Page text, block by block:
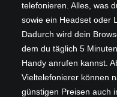
telefonieren. Alles, was
sowie ein Headset oder
Dadurch wird dein
dem du täglich 5
Handy anrufen kannst.
Vieltelefonierer können
günstigen Preisen auch